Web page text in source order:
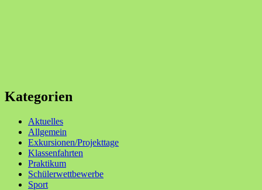
Kategorien
Aktuelles
Allgemein
Exkursionen/Projekttage
Klassenfahrten
Praktikum
Schülerwettbewerbe
Sport